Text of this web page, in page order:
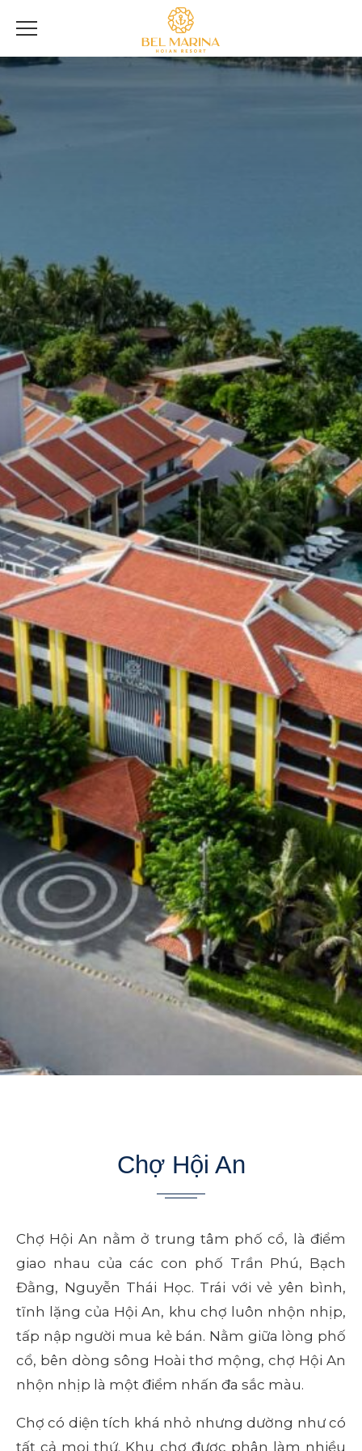
Chợ Hội An
Chợ Hội An nằm ở trung tâm phố cổ, là điểm
giao nhau của các con phố Trần Phú, Bạch
Đằng, Nguyễn Thái Học. Trái với vẻ yên bình,
tĩnh lặng của Hội An, khu chợ luôn nhộn nhịp,
tấp nập người mua kẻ bán. Nằm giữa lòng phố
cổ, bên dòng sông Hoài thơ mộng, chợ Hội An
nhộn nhịp là một điểm nhấn đa sắc màu.
Chợ có diện tích khá nhỏ nhưng dường như có
tất cả mọi thứ. Khu chợ được phân làm nhiều